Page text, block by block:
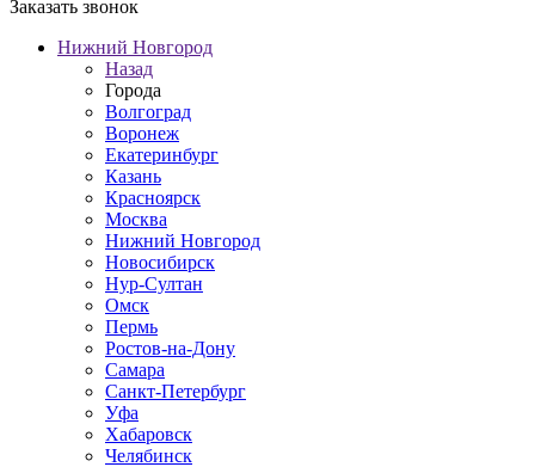
Заказать звонок
Нижний Новгород
Назад
Города
Волгоград
Воронеж
Екатеринбург
Казань
Красноярск
Москва
Нижний Новгород
Новосибирск
Нур-Султан
Омск
Пермь
Ростов-на-Дону
Самара
Санкт-Петербург
Уфа
Хабаровск
Челябинск